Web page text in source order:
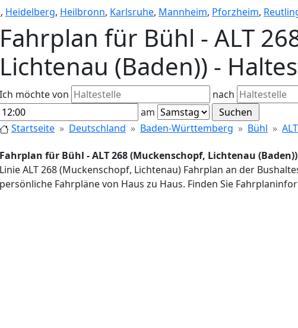
, Heidelberg, Heilbronn, Karlsruhe, Mannheim, Pforzheim,
Fahrplan für Bühl - ALT
Lichtenau (Baden)) -
Ich möchte von nach
am
Startseite Deutschland Baden-Württemberg Bühl
Fahrplan für Bühl - ALT 268 (Muckenschopf, Lichtenau
Linie ALT 268 (Muckenschopf, Lichtenau) Fahrplan an der
persönliche Fahrpläne von Haus zu Haus. Finden Sie